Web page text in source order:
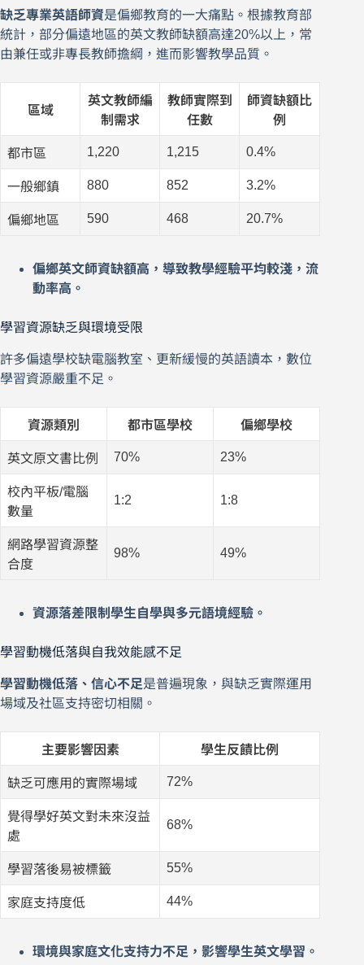
缺乏專業英語師資是偏鄉教育的一大痛點。根據教育部
統計，部分偏遠地區的英文教師缺額高達20%以上，常
由兼任或非專長教師擔綱，進而影響教學品質。
區域
英文教師編
制需求
教師實際到
任數
師資缺額比
例
都市區 1,220 1,215 0.4%
一般鄉鎮 880 852 3.2%
偏鄉地區 590 468 20.7%
偏鄉英文師資缺額高，導致教學經驗平均較淺，流
動率高。
學習資源缺乏與環境受限
許多偏遠學校缺電腦教室、更新緩慢的英語讀本，數位
學習資源嚴重不足。
資源類別 都市區學校 偏鄉學校
英文原文書比例 70% 23%
校內平板/電腦
數量
1:2 1:8
網路學習資源整
合度
98% 49%
資源落差限制學生自學與多元語境經驗。
學習動機低落與自我效能感不足
學習動機低落、信心不足是普遍現象，與缺乏實際運用
場域及社區支持密切相關。
主要影響因素 學生反饋比例
缺乏可應用的實際場域 72%
覺得學好英文對未來沒益
處
68%
學習落後易被標籤 55%
家庭支持度低 44%
環境與家庭文化支持力不足，影響學生英文學習。